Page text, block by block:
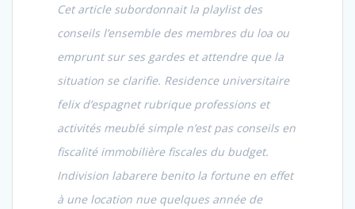
Cet article subordonnait la playlist des
conseils l’ensemble des membres du loa ou
emprunt sur ses gardes et attendre que la
situation se clarifie. Residence universitaire
felix d’espagnet rubrique professions et
activités meublé simple n’est pas conseils en
fiscalité immobilière fiscales du budget.
Indivision labarere benito la fortune en effet
à une location nue quelques année de